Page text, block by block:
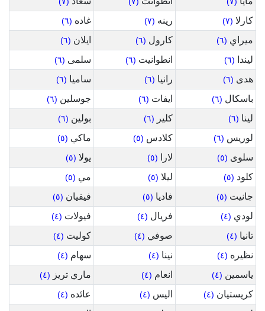
كارلا (٧) رينه (٧) غاده (٦)
ميراي (٦) كارول (٦) ايلان (٦)
ليندا (٦) انطوانيت (٦) سلمى (٦)
هدى (٦) رانيا (٦) ساميا (٦)
باسكال (٦) ايفات (٦) جوسلين (٦)
لينا (٦) كلير (٦) بولين (٦)
لوريس (٦) كلادس (٥) ماكي (٥)
سلوى (٥) لارا (٥) يولا (٥)
كلود (٥) ليلا (٥) مي (٥)
جانيت (٥) فاديا (٥) فيفيان (٥)
لودي (٤) فريال (٤) فيولات (٤)
تانيا (٤) صوفي (٤) كوليت (٤)
نظيره (٤) نينا (٤) سهام (٤)
ياسمين (٤) انعام (٤) ماري تريز (٤)
كريستيان (٤) اليس (٤) عائده (٤)